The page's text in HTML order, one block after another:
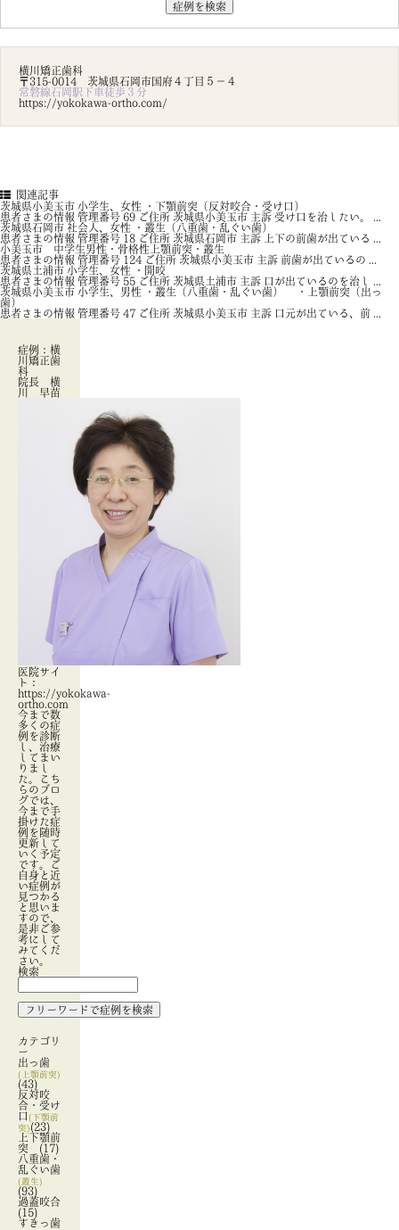
横川矯正歯科
〒315-0014 茨城県石岡市国府４丁目５－４
常磐線石岡駅下車徒歩３分
https://yokokawa-ortho.com/
関連記事
茨城県小美玉市 小学生、女性 ・下顎前突（反対咬合・受け口）
患者さまの情報 管理番号 69 ご住所 茨城県小美玉市 主訴 受け口を治したい。 ...
茨城県石岡市 社会人、女性 ・叢生（八重歯・乱ぐい歯）
患者さまの情報 管理番号 18 ご住所 茨城県石岡市 主訴 上下の前歯が出ている ...
小美玉市 中学生男性・骨格性上顎前突・叢生
患者さまの情報 管理番号 124 ご住所 茨城県小美玉市 主訴 前歯が出ているの ...
茨城県土浦市 小学生、女性 ・開咬
患者さまの情報 管理番号 55 ご住所 茨城県土浦市 主訴 口が出ているのを治し ...
茨城県小美玉市 小学生、男性 ・叢生（八重歯・乱ぐい歯） ・上顎前突（出っ
歯）
患者さまの情報 管理番号 47 ご住所 茨城県小美玉市 主訴 口元が出ている、前 ...
症例：横
川矯正歯
科
院長 横
川 早苗
医院サイ
ト：
https://yokokawa-
ortho.com
今まで数
多くの症
例を診断
し、治療
してまい
りまし
た。こち
らのブロ
グでは、
今まで手
掛けた症
例を随時
更新して
いく予定
です。ご
自身と近
い症例が
見つかる
と思いま
すので、
是非ご参
考にして
みてくだ
さい。
検索
カテゴリ
ー
出っ歯
(上顎前突)
(43)
反対咬
合・受け
口 (下顎前
突)(23)
上下顎前
突 (17)
八重歯・
乱ぐい歯
(叢生)
(93)
過蓋咬合
(15)
すきっ歯